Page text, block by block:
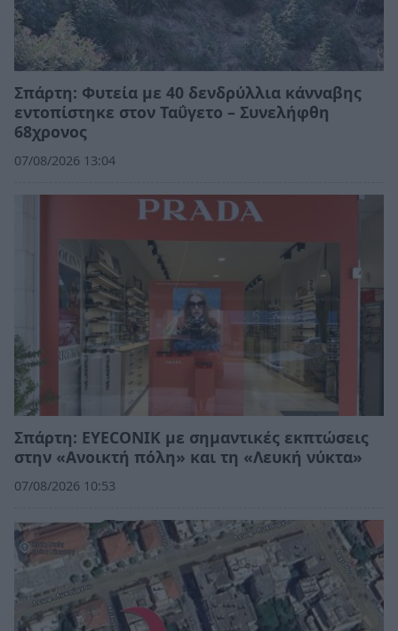
Σπάρτη: Φυτεία με 40 δενδρύλλια κάνναβης
εντοπίστηκε στον Ταΰγετο – Συνελήφθη
68χρονος
07/08/2026 13:04
Σπάρτη: EYECONIK με σημαντικές εκπτώσεις
στην «Ανοικτή πόλη» και τη «Λευκή νύκτα»
07/08/2026 10:53